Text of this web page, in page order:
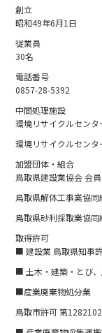
創立
昭和49年6月1日
従業員
30名
電話番号
0857-28-5392
中間処理施設
環境リサイクルセン
環境リサイクルセン
加盟団体・組合
鳥取県建設業協会 会員
鳥取県解体工事業協同
鳥取県砂利採取業協同
取得許可
■ 建設業 鳥取県知事
■ 土木・建築・とび
■産業廃棄物処分業
鳥取市許可 第